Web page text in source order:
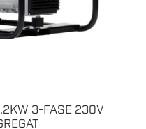
3-FASE 230V